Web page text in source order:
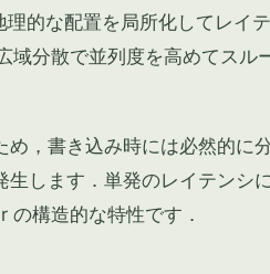
的な配置を局所化してレイテ
分散で並列度を高めてスル
，書き込み時には必然的に
します．単発のレイテンシ
構造的な特性です．